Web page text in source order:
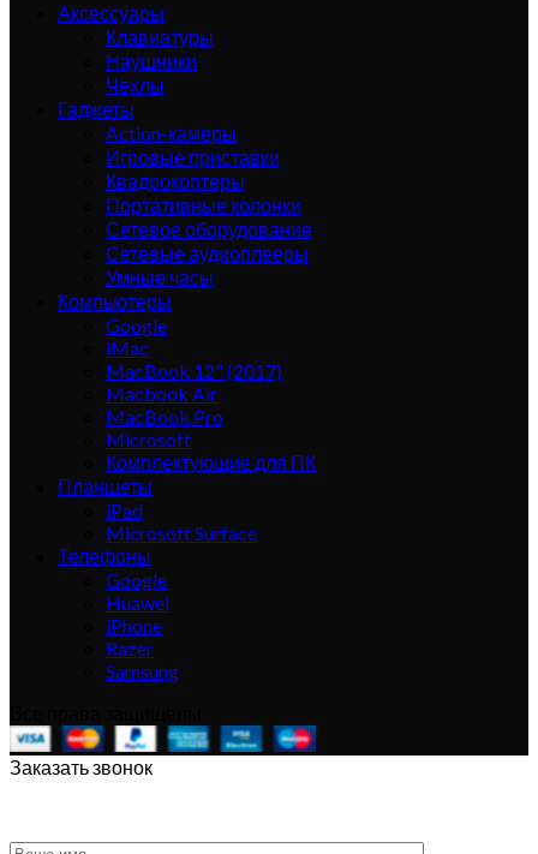
Аксессуары
Клавиатуры
Наушники
Чехлы
Гаджеты
Action-камеры
Игровые приставки
Квадрокоптеры
Портативные колонки
Сетевое оборудование
Сетевые аудиоплееры
Умные часы
Компьютеры
Google
iMac
MacBook 12" (2017)
Macbook Air
MacBook Pro
Microsoft
Комплектующие для ПК
Планшеты
iPad
Microsoft Surface
Телефоны
Google
Huawei
iPhone
Razer
Samsung
Заказать звонок